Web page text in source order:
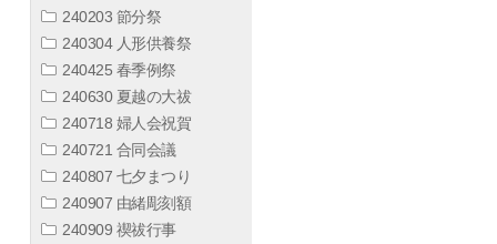
240203 節分祭
240304 人形供養祭
240425 春季例祭
240630 夏越の大祓
240718 婦人会祝賀
240721 合同会議
240807 七夕まつり
240907 由緒彫刻額
240909 禊祓行事